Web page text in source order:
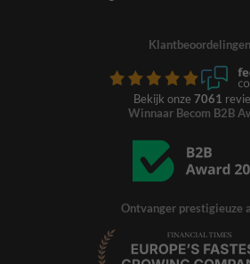
Klantbeoordelingen
Bekijk onze 7061
Winnaar Becom B2B
Ontvanger prestigieuze